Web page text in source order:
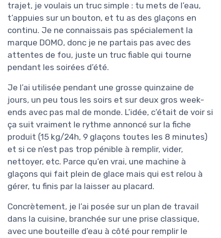
trajet, je voulais un truc simple : tu mets de l’eau,
t’appuies sur un bouton, et tu as des glaçons en
continu. Je ne connaissais pas spécialement la
marque DOMO, donc je ne partais pas avec des
attentes de fou, juste un truc fiable qui tourne
pendant les soirées d’été.
Je l’ai utilisée pendant une grosse quinzaine de
jours, un peu tous les soirs et sur deux gros week-
ends avec pas mal de monde. L’idée, c’était de voir si
ça suit vraiment le rythme annoncé sur la fiche
produit (15 kg/24h, 9 glaçons toutes les 8 minutes)
et si ce n’est pas trop pénible à remplir, vider,
nettoyer, etc. Parce qu’en vrai, une machine à
glaçons qui fait plein de glace mais qui est relou à
gérer, tu finis par la laisser au placard.
Concrètement, je l’ai posée sur un plan de travail
dans la cuisine, branchée sur une prise classique,
avec une bouteille d’eau à côté pour remplir le